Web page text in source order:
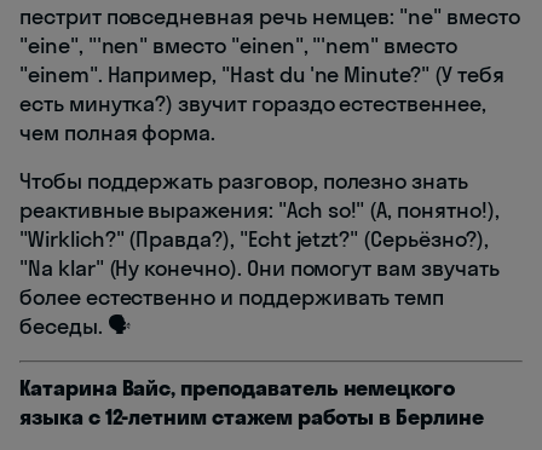
пестрит повседневная речь немцев: "ne" вместо
"eine", "'nen" вместо "einen", "'nem" вместо
"einem". Например, "Hast du 'ne Minute?" (У тебя
есть минутка?) звучит гораздо естественнее,
чем полная форма.
Чтобы поддержать разговор, полезно знать
реактивные выражения: "Ach so!" (А, понятно!),
"Wirklich?" (Правда?), "Echt jetzt?" (Серьёзно?),
"Na klar" (Ну конечно). Они помогут вам звучать
более естественно и поддерживать темп
беседы. 🗣️
Катарина Вайс, преподаватель немецкого
языка с 12-летним стажем работы в Берлине